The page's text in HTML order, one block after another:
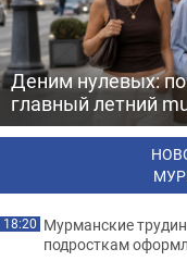
Деним нулевых:
главный летний
18:20 Мурманские
подросткам